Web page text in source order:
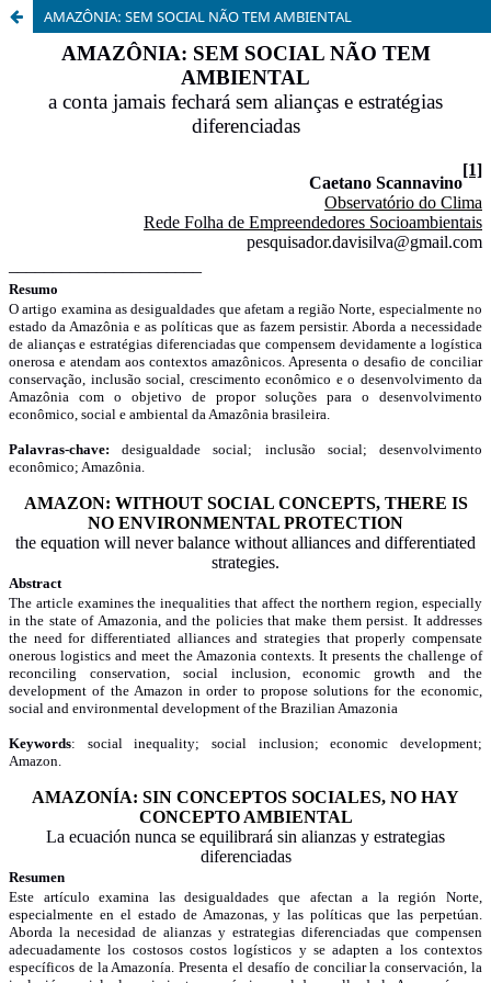
AMAZÔNIA: SEM SOCIAL NÃO TEM AMBIENTAL